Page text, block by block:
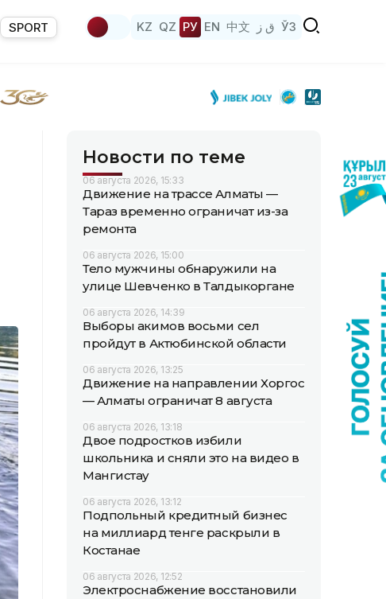
SPORT KZ QZ РУ EN 中文 ق ز ЎЗ
Новости по теме
06 августа 2026, 15:33
Движение на трассе Алматы —
Тараз временно ограничат из-за
ремонта
06 августа 2026, 15:00
Тело мужчины обнаружили на
улице Шевченко в Талдыкоргане
06 августа 2026, 14:39
Выборы акимов восьми сел
пройдут в Актюбинской области
06 августа 2026, 13:25
Движение на направлении Хоргос
— Алматы ограничат 8 августа
06 августа 2026, 13:18
Двое подростков избили
школьника и сняли это на видео в
Мангистау
06 августа 2026, 13:12
Подпольный кредитный бизнес
на миллиард тенге раскрыли в
Костанае
06 августа 2026, 12:52
Электроснабжение восстановили